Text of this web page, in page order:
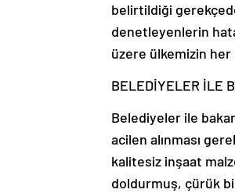
belirtildiği
denetleyenlerin
üzere ülkemizin her
BELEDİYELER İLE
Belediyeler ile
acilen alınması
kalitesiz inşaat
doldurmuş, çürük